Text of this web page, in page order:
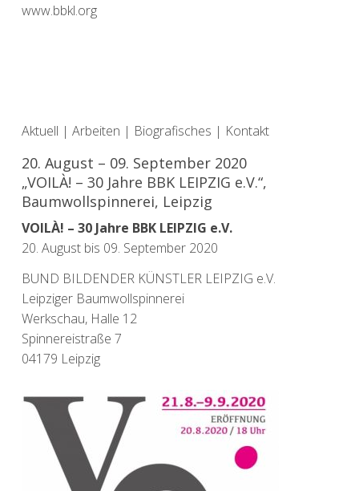
www.bbkl.org
Aktuell | Arbeiten | Biografisches | Kontakt
20. August – 09. September 2020
„VOILÀ! – 30 Jahre BBK LEIPZIG e.V.“,
Baumwollspinnerei, Leipzig
VOILÀ! – 30 Jahre BBK LEIPZIG e.V.
20. August bis 09. September 2020
BUND BILDENDER KÜNSTLER LEIPZIG e.V.
Leipziger Baumwollspinnerei
Werkschau, Halle 12
Spinnereistraße 7
04179 Leipzig